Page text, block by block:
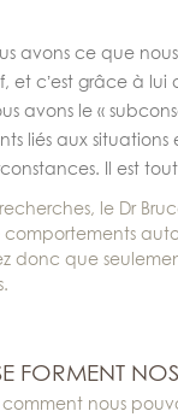
avons ce que
et c’est grâce à
avons le «
liés aux
Il est
le Dr
donc que
FORMENT
nous